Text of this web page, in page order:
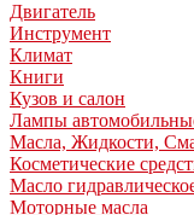
Двигатель
Инструмент
Климат
Книги
Кузов и салон
Лампы
Масла, Жидкости,
Косметические
Масло
Моторные масла